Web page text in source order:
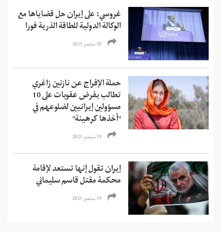
غروسي: على إيران حل قضاياها مع
الوكالة الدولية للطاقة الذرية فورا
20 سبتمبر 2021
حملة الإفراج عن نازنين زاغري
تطالب بفرض عقوبات على 10
مسؤولين إيرانيين لضلوعهم في
"أخذها كرهينة"
19 سبتمبر 2021
إيران تقول إنها تستعد لإقامة
محكمة مقتل قاسم سليماني
19 سبتمبر 2021